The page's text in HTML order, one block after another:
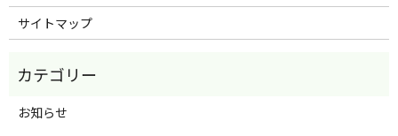
サイトマップ
お知らせ